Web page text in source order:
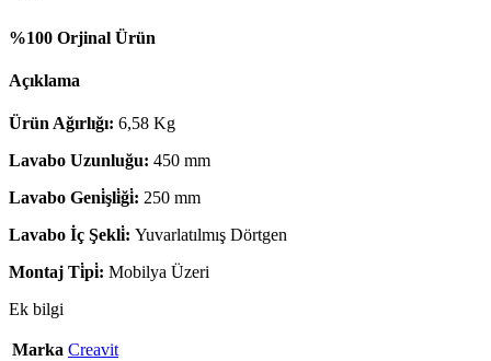
%100 Orjinal Ürün
Açıklama
Ürün Ağırlığı: 6,58 Kg
Lavabo Uzunluğu: 450 mm
Lavabo Geni̇şli̇ği̇: 250 mm
Lavabo İç Şekli̇: Yuvarlatılmış Dörtgen
Montaj Ti̇pi̇: Mobilya Üzeri
Ek bilgi
Marka Creavit